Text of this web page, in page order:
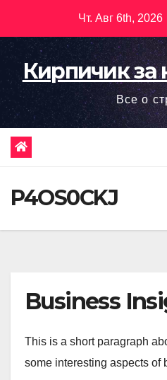
содержимому
Чт. Авг 6th, 2026
Кирпичик за
Все о
P4OS0CKJ
Business
This is a short paragraph
some interesting aspects of